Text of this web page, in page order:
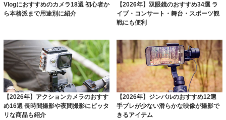
Vlogにおすすめのカメラ18選 初心者か
ら本格派まで用途別に紹介
【2026年】双眼鏡のおすすめ34選 ラ
イブ・コンサート・舞台・スポーツ観
戦にも便利
【2026年】アクションカメラのおすす
め16選 長時間撮影や夜間撮影にピッタ
リな商品も紹介
【2026年】ジンバルのおすすめ12選
手ブレが少ない滑らかな映像が撮影で
きるアイテム